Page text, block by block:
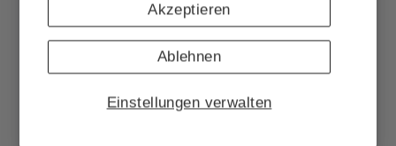
Einstellungen verwalten
Akzeptieren
Ablehnen
Geldbörse "Flora" Antikbraun
Jetzt anmelden